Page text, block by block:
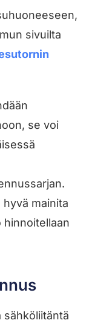
sivuilta
se voi
mainita
hinnoitellaan
sähköliitäntä